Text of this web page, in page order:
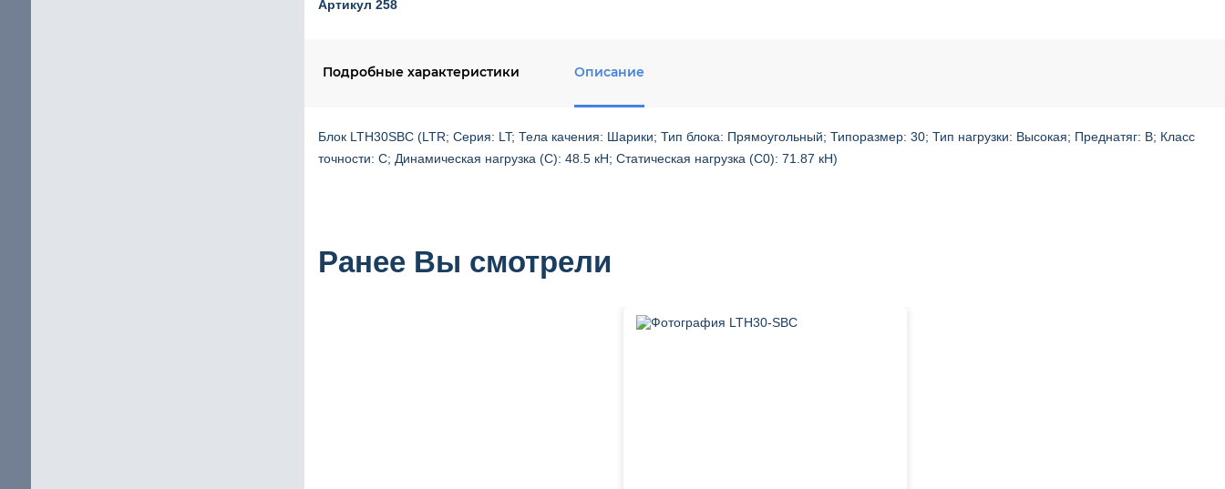
Шаговый двигатель с повышенным крутящим моментом
Артикул 258
Подробные характеристики Описание
Блок LTH30SBC (LTR; Серия: LT; Тела качения: Шарики; Тип блока: Прямоугольный; Типоразмер: 30; Тип нагрузки: Высокая; Преднатяг: B; Класс
точности: C; Динамическая нагрузка (C): 48.5 кН; Статическая нагрузка (C0): 71.87 кН)
Ранее Вы смотрели